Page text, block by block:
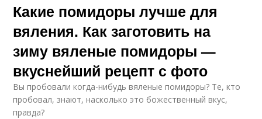
Какие помидоры лучше для
вяления. Как заготовить на
зиму вяленые помидоры —
вкуснейший рецепт с фото
Вы пробовали когда-нибудь вяленые помидоры? Те, кто
пробовал, знают, насколько это божественный вкус,
правда?